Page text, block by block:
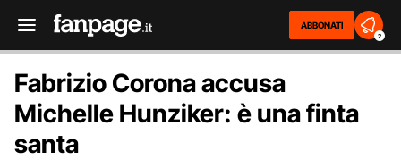
ABBONATI
2
Fabrizio Corona accusa
Michelle Hunziker: è una finta
santa